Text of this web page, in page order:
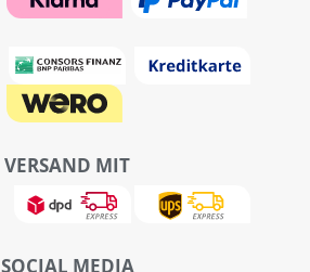
VERSAND MIT
SOCIAL MEDIA